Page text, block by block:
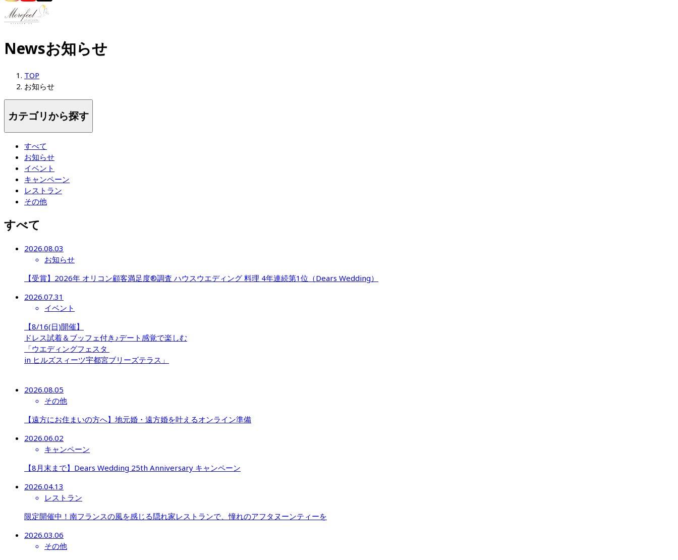
Newsお知らせ
TOP
お知らせ
カテゴリから探す
すべて
お知らせ
イベント
キャンペーン
レストラン
その他
すべて
2026.08.03
お知らせ
【受賞】2026年 オリコン顧客満足度®調査 ハウスウエディング 料理 4年連続第1位（Dears Wedding）
2026.07.31
イベント
【8/16(日)開催】
ドレス試着＆ブッフェ付き♪デート感覚で楽しむ
「ウエディングフェスタ
in ヒルズスィーツ宇都宮ブリーズテラス」
2026.08.05
その他
【遠方にお住まいの方へ】地元婚・遠方婚を叶えるオンライン準備
2026.06.02
キャンペーン
【8月末まで】Dears Wedding 25th Anniversary キャンペーン
2026.04.13
レストラン
限定開催中！南フランスの風を感じる隠れ家レストランで、憧れのアフタヌーンティーを
2026.03.06
その他